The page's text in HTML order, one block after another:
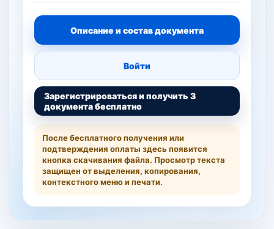
Описание и состав документа
Войти
Зарегистрироваться и получить 3
документа бесплатно
После бесплатного получения или
подтверждения оплаты здесь появится
кнопка скачивания файла. Просмотр текста
защищен от выделения, копирования,
контекстного меню и печати.